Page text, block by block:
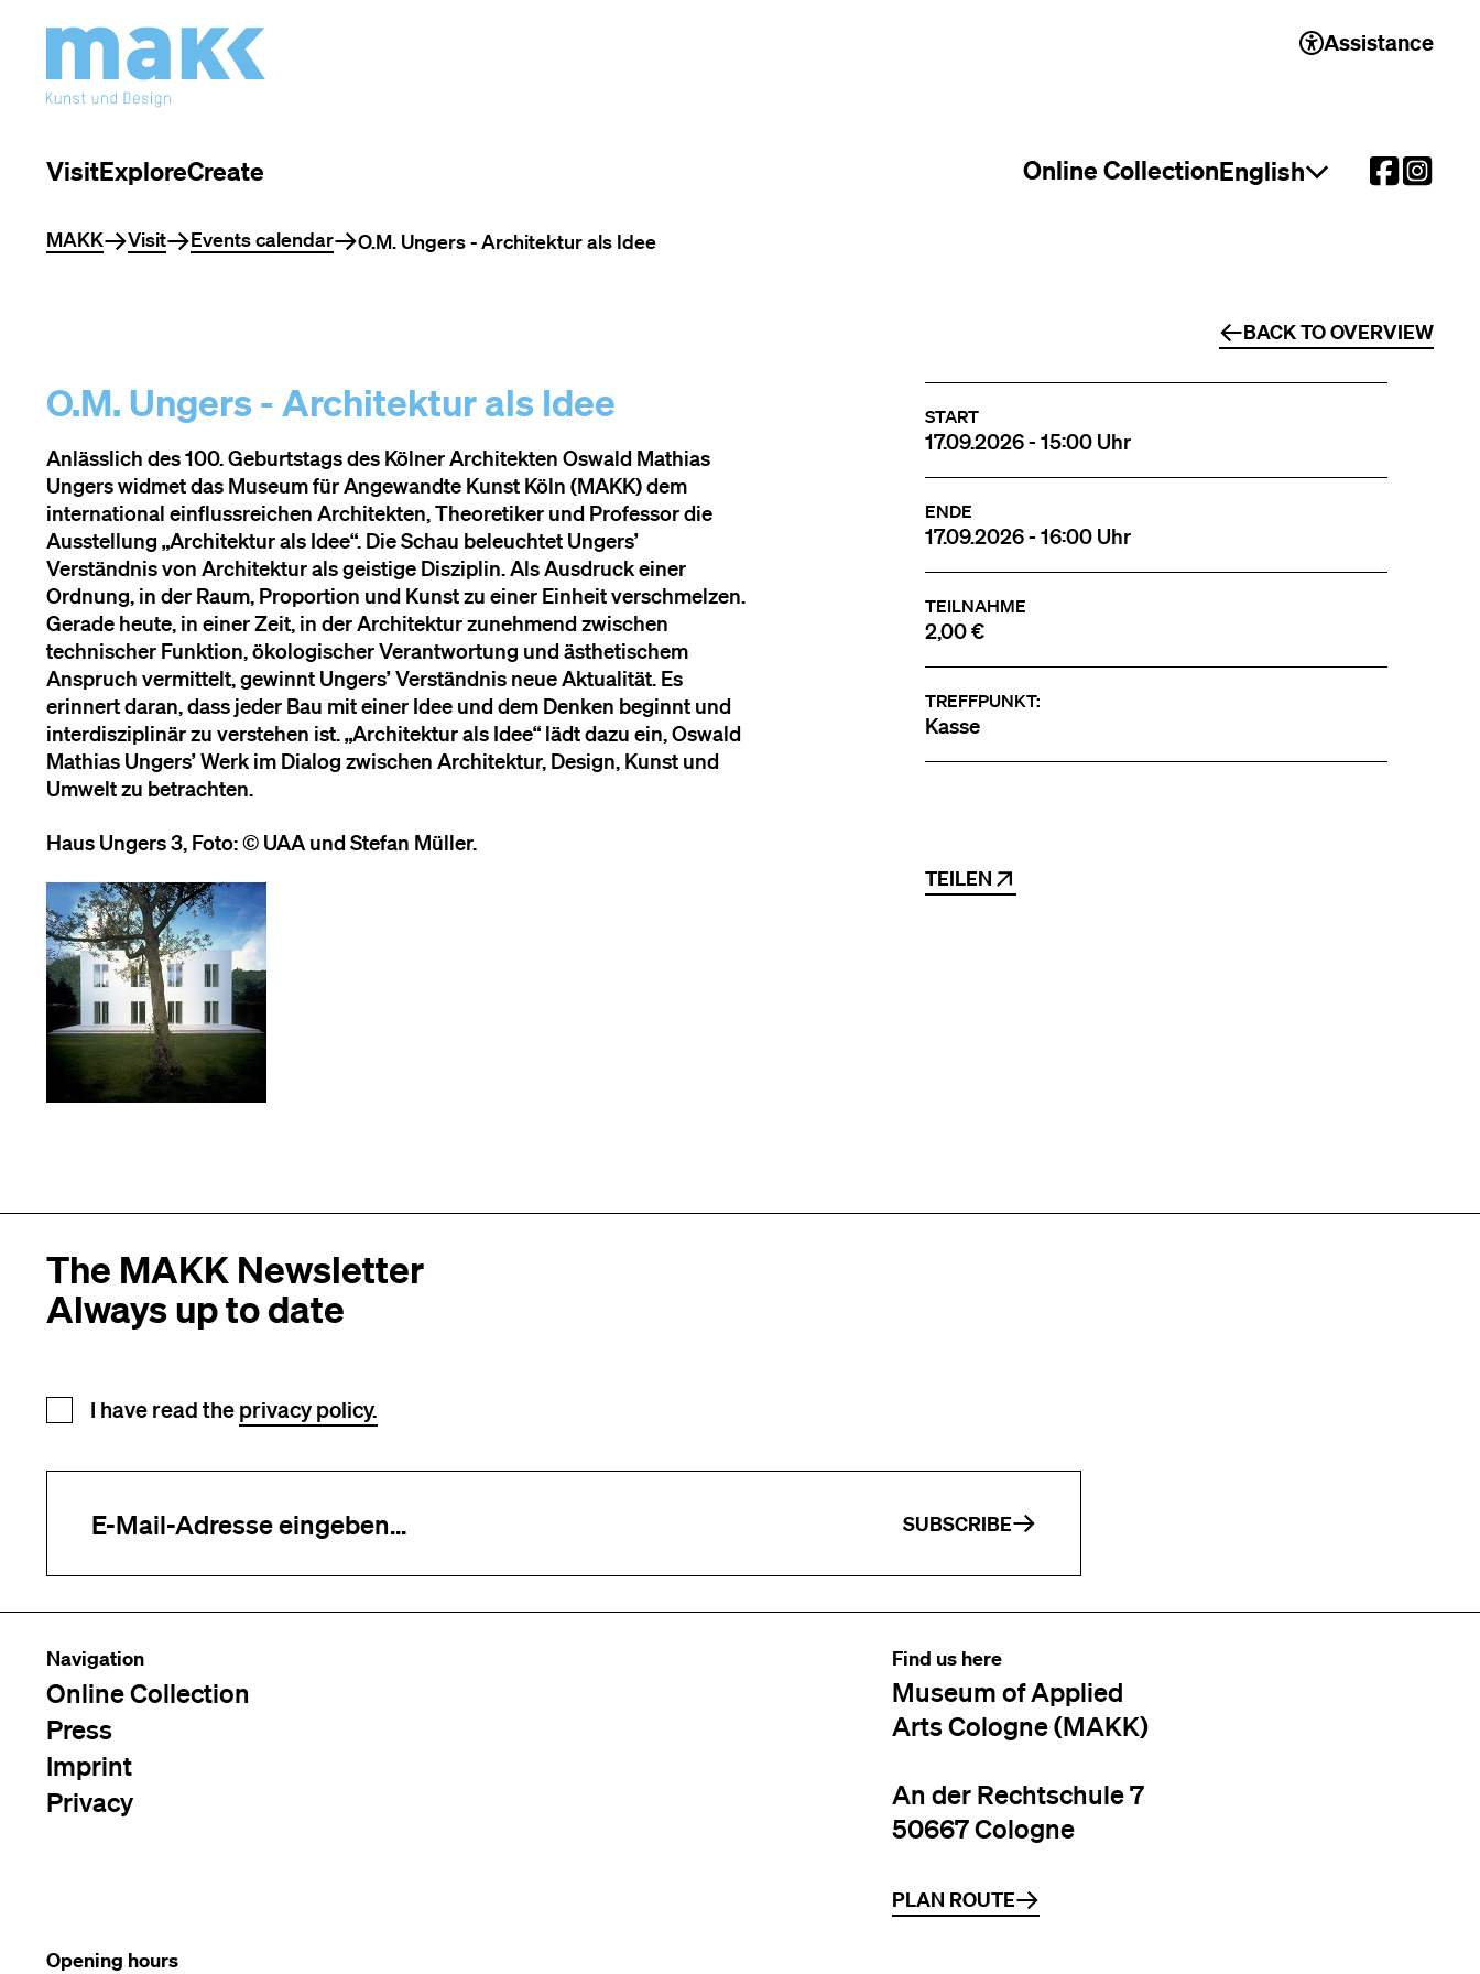
Assistance
VisitExploreCreate Online CollectionOpen language
English
You are here
MAKK Visit Events calendar O.M. Ungers - Architektur als Idee
BACK TO OVERVIEW
O.M. Ungers - Architektur als Idee
Anlässlich des 100. Geburtstags des Kölner Architekten Oswald Mathias
Ungers widmet das Museum für Angewandte Kunst Köln (MAKK) dem
international einflussreichen Architekten, Theoretiker und Professor die
Ausstellung „Architektur als Idee“. Die Schau beleuchtet Ungers’
Verständnis von Architektur als geistige Disziplin. Als Ausdruck einer
Ordnung, in der Raum, Proportion und Kunst zu einer Einheit verschmelzen.
Gerade heute, in einer Zeit, in der Architektur zunehmend zwischen
technischer Funktion, ökologischer Verantwortung und ästhetischem
Anspruch vermittelt, gewinnt Ungers’ Verständnis neue Aktualität. Es
erinnert daran, dass jeder Bau mit einer Idee und dem Denken beginnt und
interdisziplinär zu verstehen ist. „Architektur als Idee“ lädt dazu ein, Oswald
Mathias Ungers’ Werk im Dialog zwischen Architektur, Design, Kunst und
Umwelt zu betrachten.
Haus Ungers 3, Foto: © UAA und Stefan Müller.
START
17.09.2026 - 15:00 Uhr
ENDE
17.09.2026 - 16:00 Uhr
TEILNAHME
2,00 €
TREFFPUNKT:
Kasse
TEILEN
The MAKK Newsletter
Always up to date
Newsletter registration
I have read the privacy policy.
SUBSCRIBE
Navigation
Online Collection
Press
Imprint
Privacy
Find us here
Museum of Applied
Arts Cologne (MAKK)
An der Rechtschule 7
50667 Cologne
PLAN ROUTE
Opening hours